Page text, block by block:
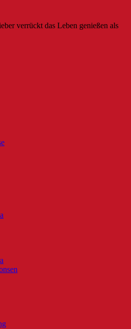
verrückt das Leben genießen als